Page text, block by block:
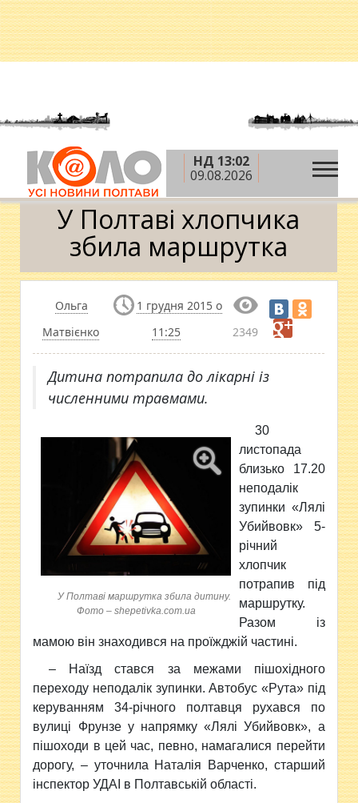
НД 13:02
09.08.2026
Головна » Новини » Надзвичайні події
Полтаві хлопчика збила маршрутка
У Полтаві хлопчика
збила маршрутка
Ольга
Матвієнко
1 грудня 2015 о
11:25
2349
Дитина потрапила до лікарні із
численними травмами.
У Полтаві маршрутка збила дитину.
Фото – shepetivka.com.ua
30
листопада
близько 17.20
неподалік
зупинки «Лялі
Убийвовк» 5-
річний
хлопчик
потрапив під
маршрутку.
Разом із
мамою він знаходився на проїжджій частині.
– Наїзд стався за межами пішохідного
переходу неподалік зупинки. Автобус «Рута» під
керуванням 34-річного полтавця рухався по
вулиці Фрунзе у напрямку «Лялі Убийвовк», а
пішоходи в цей час, певно, намагалися перейти
дорогу, – уточнила Наталія Варченко, старший
інспектор УДАІ в Полтавській області.